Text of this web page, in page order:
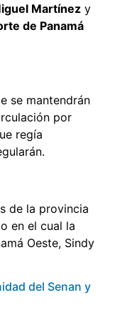
Martínez y
de Panamá
se mantendrán
por
regía
de la provincia
en el cual la
Oeste, Sindy
del Senan y